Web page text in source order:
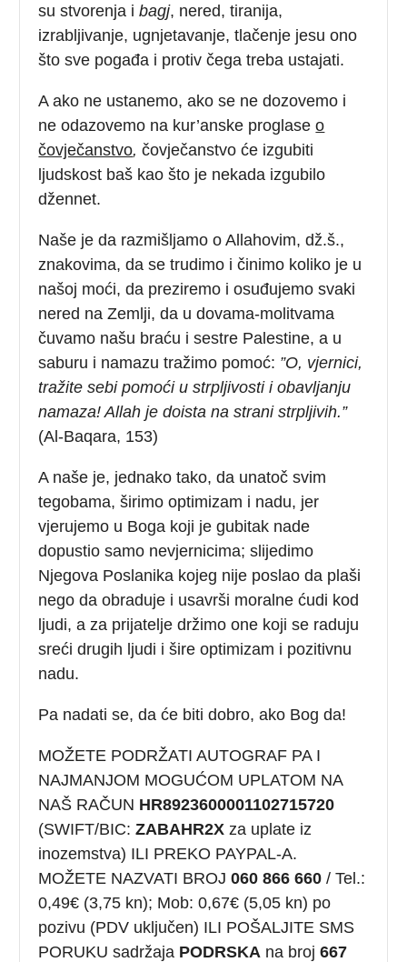
su stvorenja ibagj, nered, tiranija,
izrabljivanje, ugnjetavanje, tlačenje jesu ono
što sve pogađa i protiv čega treba ustajati.
A ako ne ustanemo, ako se ne dozovemo i
ne odazovemo na kur’anske proglaseo
čovječanstvo, čovječanstvo će izgubiti
ljudskost baš kao što je nekada izgubilo
džennet.
Naše je da razmišljamo o Allahovim, dž.š.,
znakovima, da se trudimo i činimo koliko je u
našoj moći, da preziremo i osuđujemo svaki
nered na Zemlji, da u dovama-molitvama
čuvamo našu braću i sestre Palestine, a u
saburu i namazu tražimo pomoć: ”O, vjernici,
tražite sebi pomoći u strpljivosti i obavljanju
namaza! Allah je doista na strani strpljivih.”
(Al-Baqara, 153)
A naše je, jednako tako, da unatoč svim
tegobama, širimo optimizam i nadu, jer
vjerujemo u Boga koji je gubitak nade
dopustio samo nevjernicima; slijedimo
Njegova Poslanika kojeg nije poslao da plaši
nego da obraduje i usavrši moralne ćudi kod
ljudi, a za prijatelje držimo one koji se raduju
sreći drugih ljudi i šire optimizam i pozitivnu
nadu.
Pa nadati se, da će biti dobro, ako Bog da!
MOŽETE PODRŽATI AUTOGRAF PA I
NAJMANJOM MOGUĆOM UPLATOM NA
NAŠ RAČUN HR8923600001102715720
(SWIFT/BIC: ZABAHR2X za uplate iz
inozemstva) ILI PREKO PAYPAL-A.
MOŽETE NAZVATI BROJ060 866 660 / Tel.:
0,49€ (3,75 kn); Mob: 0,67€ (5,05 kn) po
pozivu (PDV uključen) ILI POŠALJITE SMS
PORUKU sadržaja PODRSKA na broj667